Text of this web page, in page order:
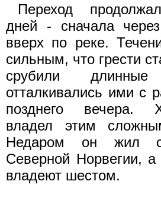
Переход
дней - сначала
вверх по реке.
сильным, что грести
срубили
отталкивались ими с
позднего вечера.
владел этим
Недаром он жил
Северной Норвегии, а
владеют шестом.